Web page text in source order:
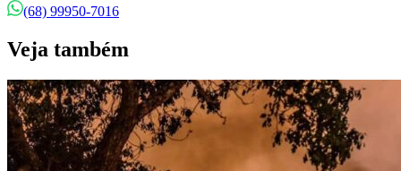
(68) 99950-7016
Veja também